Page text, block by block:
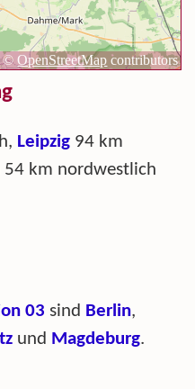
Leipzig 94 km
54 km nordwestlich
03 sind Berlin,
und Magdeburg.